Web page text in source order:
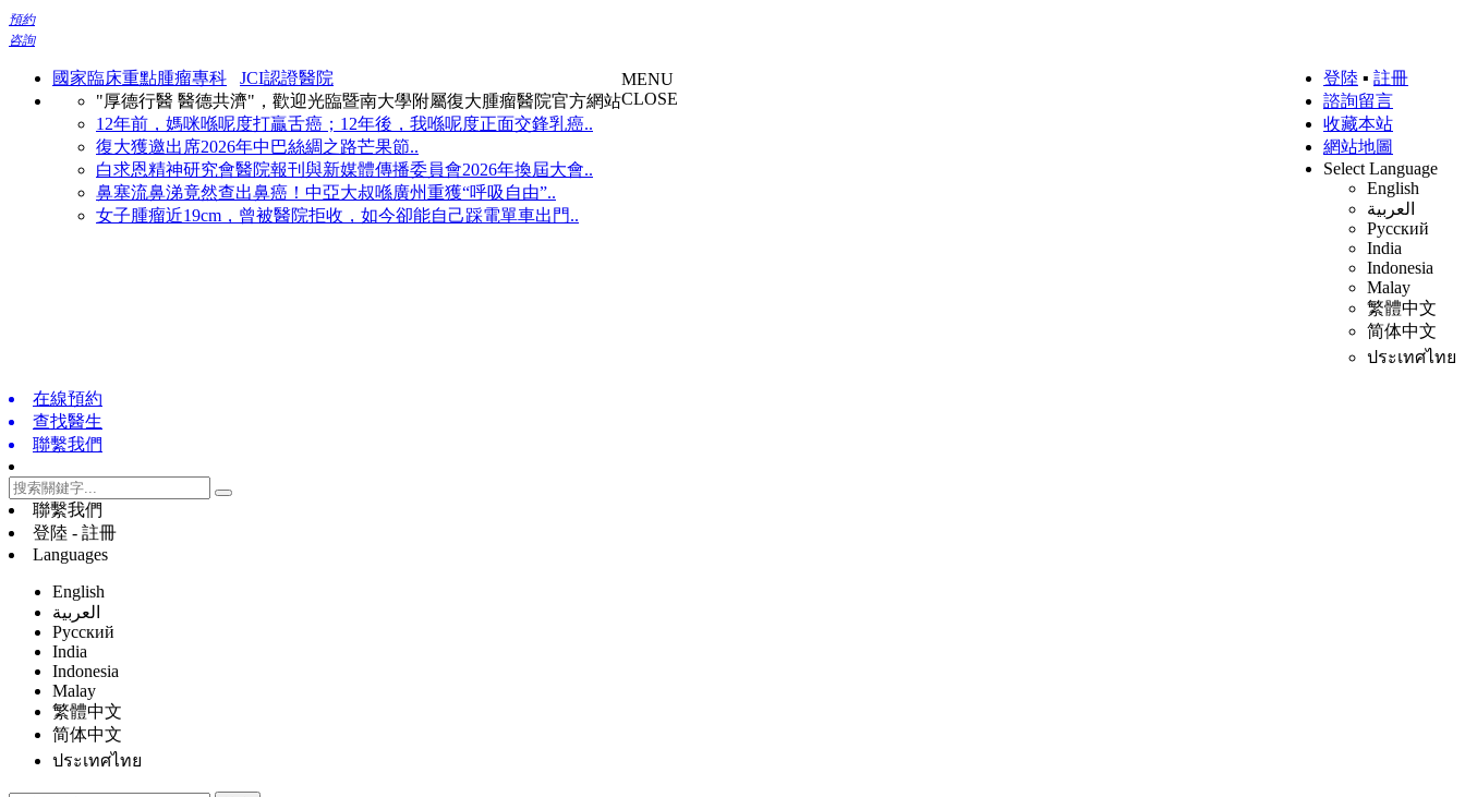
預約
咨詢
國家臨床重點腫瘤專科
JCI認證醫院
"厚德行醫 醫德共濟"，歡迎光臨暨南大學附屬復大腫瘤醫院官方網站
12年前，媽咪喺呢度打贏舌癌；12年後，我喺呢度正面交鋒乳癌..
復大獲邀出席2026年中巴絲綢之路芒果節..
白求恩精神研究會醫院報刊與新媒體傳播委員會2026年換屆大會..
鼻塞流鼻涕竟然查出鼻癌！中亞大叔喺廣州重獲“呼吸自由”..
女子腫瘤近19cm，曾被醫院拒收，如今卻能自己踩電單車出門..
登陸 ▪ 註冊
諮詢留言
收藏本站
網站地圖
Select Language
English
العربية
Русский
India
Indonesia
Malay
繁體中文
简体中文
ประเทศไทย
MENU
CLOSE
在線預約
查找醫生
聯繫我們
聯繫我們
登陸 - 註冊
Languages
English
العربية
Русский
India
Indonesia
Malay
繁體中文
简体中文
ประเทศไทย